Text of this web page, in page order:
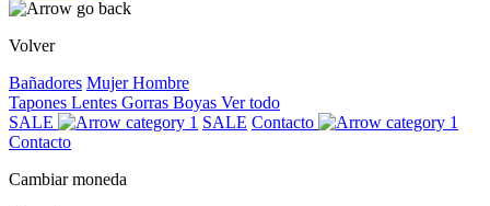
Volver
Bañadores MujerHombre
Tapones Lentes Gorras Boyas Ver todo
SALE
SALE Contacto
Contacto
Cambiar moneda